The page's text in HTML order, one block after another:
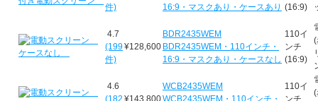
件)
16:9・マスクあり・ケースあり (16:9)
4.7
(199
件)
¥128,600
BDR2435WEM
BDR2435WEM・110インチ・
16:9・マスクあり・ケースなし
110イ
ンチ
(16:9)
(
4.6
(182 ¥143,800
WCB2435WEM
WCB2435WEM・110インチ・
110イ
ンチ
(